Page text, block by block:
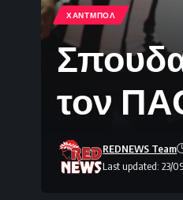
ΧΑΝΤΜΠΟΛ
τον
Last updated: 23/
REDNEWS Team